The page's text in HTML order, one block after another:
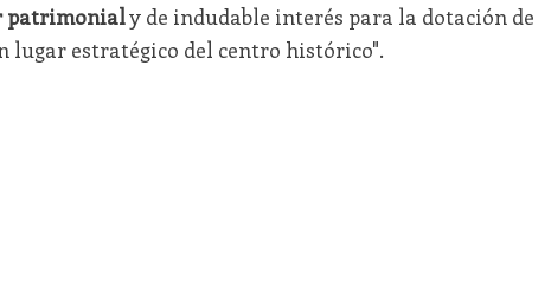
patrimonialy de indudable interés para la dotación de
lugar estratégico del centro histórico".